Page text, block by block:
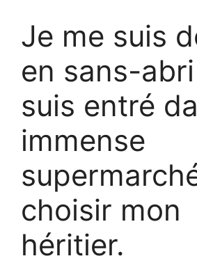
Je me suis
en sans-
suis entré
immense
choisir mon
héritier.